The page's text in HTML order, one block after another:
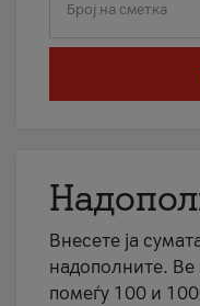
Број на сметка
Внесете ја
надополните. Ве
помеѓу 100 и